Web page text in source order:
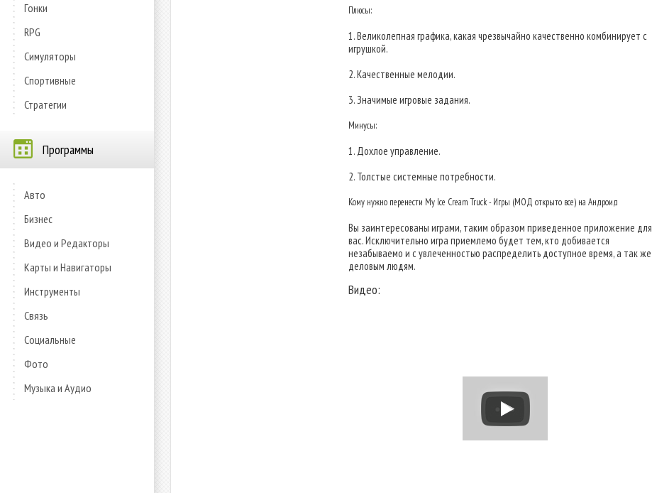
Гонки
RPG
Симуляторы
Спортивные
Стратегии
Программы
Авто
Бизнес
Видео и Редакторы
Карты и Навигаторы
Инструменты
Связь
Социальные
Фото
Музыка и Аудио
Плюсы:
1. Великолепная графика, какая чрезвычайно качественно комбинирует с
игрушкой.
2. Качественные мелодии.
3. Значимые игровые задания.
Минусы:
1. Дохлое управление.
2. Толстые системные потребности.
Кому нужно перенести My Ice Cream Truck - Игры (МОД открыто все) на Андроид
Вы заинтересованы играми, таким образом приведенное приложение для
вас. Исключительно игра приемлемо будет тем, кто добивается
незабываемо и с увлеченностью распределить доступное время, а так же
деловым людям.
Видео: